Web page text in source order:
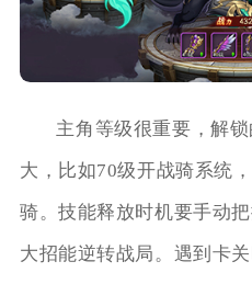
主角等级很重要，解
大，比如70级开战骑系统
骑。技能释放时机要手动
大招能逆转战局。遇到卡